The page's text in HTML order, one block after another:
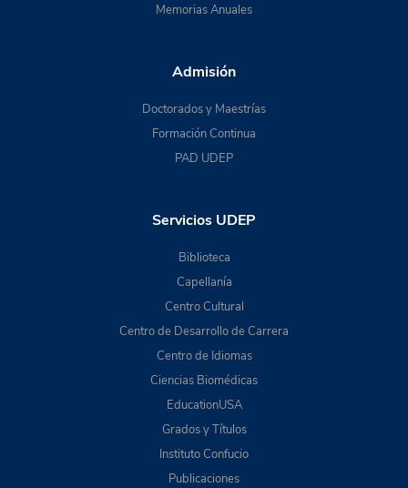
Memorias Anuales
Admisión
Doctorados y Maestrías
Formación Continua
PAD UDEP
Servicios UDEP
Biblioteca
Capellanía
Centro Cultural
Centro de Desarrollo de Carrera
Centro de Idiomas
Ciencias Biomédicas
EducationUSA
Grados y Títulos
Instituto Confucio
Publicaciones